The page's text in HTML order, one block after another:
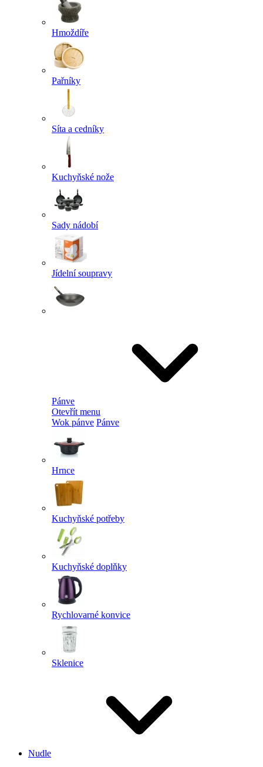
Hmoždíře
Pařníky
Síta a cedníky
Kuchyňské nože
Sady nádobí
Jídelní soupravy
Pánve
Otevřít menu
Wok pánve Pánve
Hrnce
Kuchyňské potřeby
Kuchyňské doplňky
Rychlovarné konvice
Sklenice
Nudle